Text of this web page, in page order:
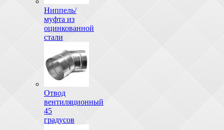
Ниппель/
муфта из
оцинкованной
стали
Отвод
вентиляционный
45
градусов